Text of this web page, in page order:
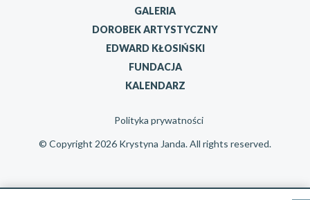
GALERIA
DOROBEK ARTYSTYCZNY
EDWARD KŁOSIŃSKI
FUNDACJA
KALENDARZ
Polityka prywatności
© Copyright 2026 Krystyna Janda. All rights reserved.